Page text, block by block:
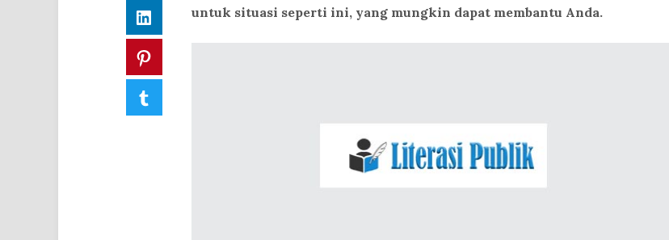
LinkedInuntuk situasi seperti ini, yang mungkin dapat membantu Anda.